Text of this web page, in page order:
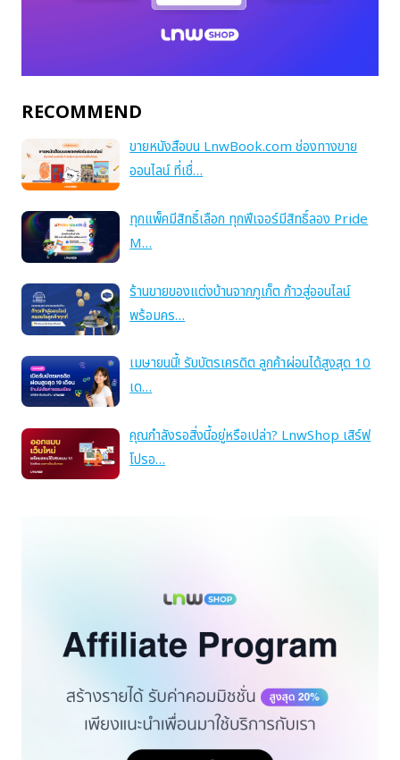
RECOMMEND
ขายหนังสือบน LnwBook.com ช่องทางขาย
ออนไลน์ ที่เชื่…
ทุกแพ็คมีสิทธิ์เลือก ทุกฟีเจอร์มีสิทธิ์ลอง Pride
M…
ร้านขายของแต่งบ้านจากภูเก็ต ก้าวสู่ออนไลน์
พร้อมคร…
เมษายนนี้! รับบัตรเครดิต ลูกค้าผ่อนได้สูงสุด 10
เด…
คุณกำลังรอสิ่งนี้อยู่หรือเปล่า? LnwShop เสิร์ฟ
โปรอ…